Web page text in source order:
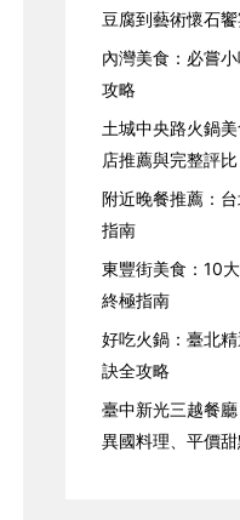
豆腐到藝術懷石
內灣美食：必嘗
攻略
土城中央路火鍋
店推薦與完整評比
附近晚餐推薦：
指南
東豐街美食：10
終極指南
好吃火鍋：臺北
訣全攻略
臺中新光三越餐廳
異國料理、平價